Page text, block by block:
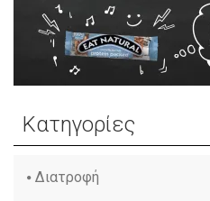
Κατηγορίες
Διατροφή